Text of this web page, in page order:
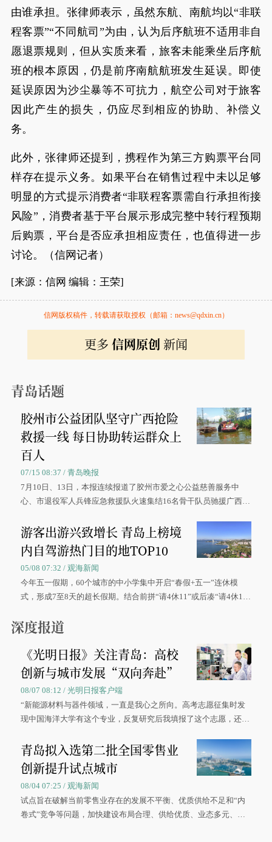
由谁承担。张律师表示，虽然东航、南航均以“非联
程客票”“不同航司”为由，认为后序航班不适用非自
愿退票规则，但从实质来看，旅客未能乘坐后序航
班的根本原因，仍是前序南航航班发生延误。即使
延误原因为沙尘暴等不可抗力，航空公司对于旅客
因此产生的损失，仍应尽到相应的协助、补偿义
务。
此外，张律师还提到，携程作为第三方购票平台同
样存在提示义务。如果平台在销售过程中未以足够
明显的方式提示消费者“非联程客票需自行承担衔接
风险”，消费者基于平台展示形成完整中转行程预期
后购票，平台是否应承担相应责任，也值得进一步
讨论。（信网记者）
[来源：信网 编辑：王荣]
信网版权稿件，转载请获取授权（邮箱：news@qdxin.cn）
更多 信网原创 新闻
青岛话题
胶州市公益团队坚守广西抢险
救援一线 每日协助转运群众上
百人
07/15 08:37 / 青岛晚报
7月10日、13日，本报连续报道了胶州市爱之心公益慈善服务中
心、市退役军人兵锋应急救援队火速集结16名骨干队员驰援广西灾
游客出游兴致增长 青岛上榜境
内自驾游热门目的地TOP10
05/08 07:32 / 观海新闻
今年五一假期，60个城市的中小学集中开启“春假+五一”连休模
式，形成7至8天的超长假期。结合前拼“请4休11”或后凑“请4休1
深度报道
《光明日报》关注青岛：高校
创新与城市发展“双向奔赴”
08/07 08:12 / 光明日报客户端
“新能源材料与器件领域，一直是我心之所向。高考志愿征集时发
现中国海洋大学有这个专业，反复研究后我填报了这个志愿，还真
大学材料科学与工程学院材料类专业的录取通知书。
青岛拟入选第二批全国零售业
创新提升试点城市
08/04 07:25 / 观海新闻
试点旨在破解当前零售业存在的发展不平衡、优质供给不足和“内
卷式”竞争等问题，加快建设布局合理、供给优质、业态多元、智